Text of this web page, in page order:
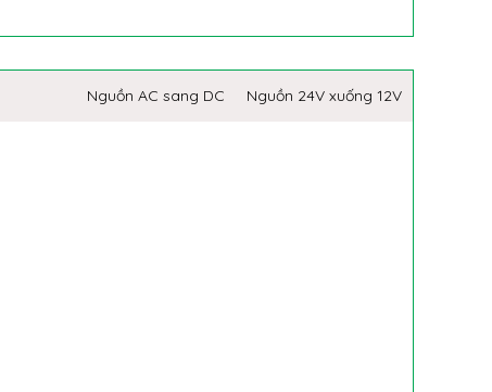
Nguồn AC sang DC Nguồn 24V xuống 12V